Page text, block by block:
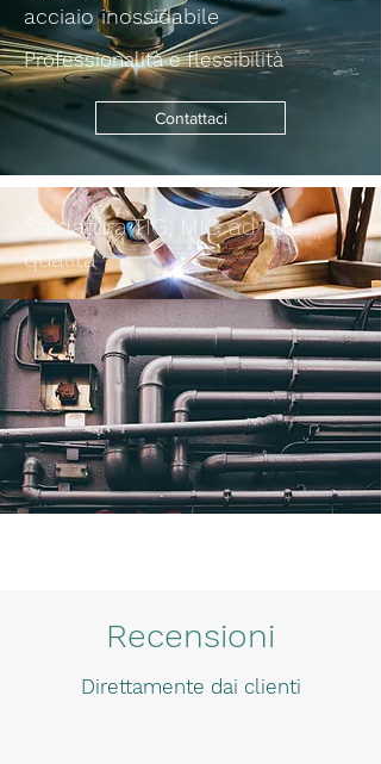
acciaio inossidabile
Professionalità e flessibilità
Contattaci
Saldatura TIG, MIG ad alta
qualità
Recensioni
Direttamente dai clienti